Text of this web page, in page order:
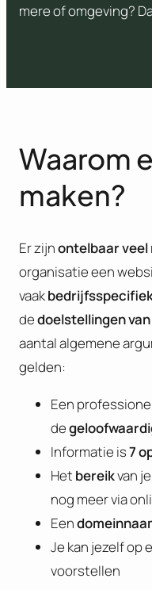
mere of omgeving?
Waarom
maken?
Er zijnontelbaar veel
organisatie een
vaak
dedoelstellingen
aantal algemene
gelden:
Een
de
Informatie is7
Het bereikvan
nog meer via
Een
Je kan jezelf op
voorstellen